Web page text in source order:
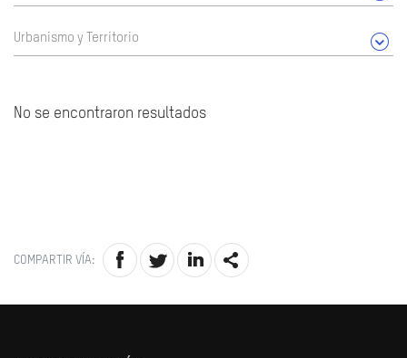
Urbanismo y Territorio
No se encontraron resultados
COMPARTIR VÍA: